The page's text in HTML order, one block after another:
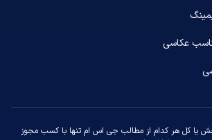
عکاسی
کپی بخش یا کل هر کدام از مطالب جی اس ام تنها با کسب مجوز